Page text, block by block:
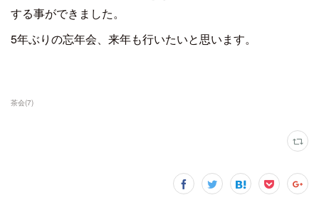
する事ができました。
5年ぶりの忘年会、来年も行いたいと思います。
茶会(7)